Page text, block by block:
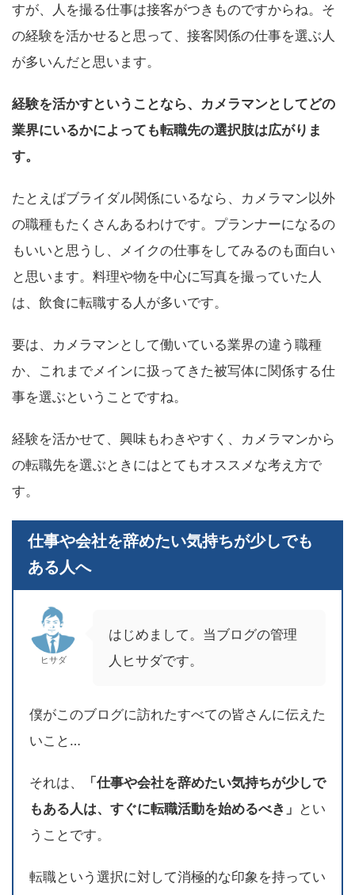
すが、人を撮る仕事は接客がつきものですからね。そ
の経験を活かせると思って、接客関係の仕事を選ぶ人
が多いんだと思います。
経験を活かすということなら、カメラマンとしてどの
業界にいるかによっても転職先の選択肢は広がりま
す。
たとえばブライダル関係にいるなら、カメラマン以外
の職種もたくさんあるわけです。プランナーになるの
もいいと思うし、メイクの仕事をしてみるのも面白い
と思います。料理や物を中心に写真を撮っていた人
は、飲食に転職する人が多いです。
要は、カメラマンとして働いている業界の違う職種
か、これまでメインに扱ってきた被写体に関係する仕
事を選ぶということですね。
経験を活かせて、興味もわきやすく、カメラマンから
の転職先を選ぶときにはとてもオススメな考え方で
す。
仕事や会社を辞めたい気持ちが少しでも
ある人へ
ヒサダ
はじめまして。当ブログの管理
人ヒサダです。
僕がこのブログに訪れたすべての皆さんに伝えた
いこと…
それは、
「仕事や会社を辞めたい気持ちが少しで
もある人は、すぐに転職活動を始めるべき」 とい
うことです。
転職という選択に対して消極的な印象を持ってい